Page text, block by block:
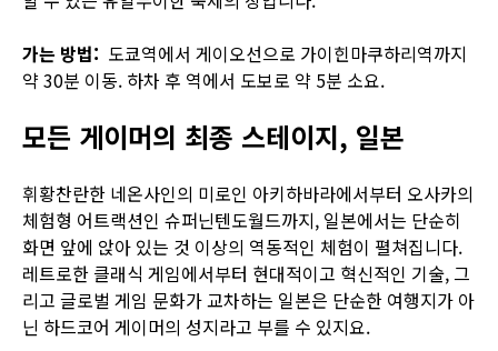
가는 방법: 도쿄역에서 게이오선으로 가이힌마쿠하리역까지
약 30분 이동. 하차 후 역에서 도보로 약 5분 소요.
모든 게이머의 최종 스테이지, 일본
휘황찬란한 네온사인의 미로인 아키하바라에서부터 오사카의
체험형 어트랙션인 슈퍼닌텐도월드까지, 일본에서는 단순히
화면 앞에 앉아 있는 것 이상의 역동적인 체험이 펼쳐집니다.
레트로한 클래식 게임에서부터 현대적이고 혁신적인 기술, 그
리고 글로벌 게임 문화가 교차하는 일본은 단순한 여행지가 아
닌 하드코어 게이머의 성지라고 부를 수 있지요.